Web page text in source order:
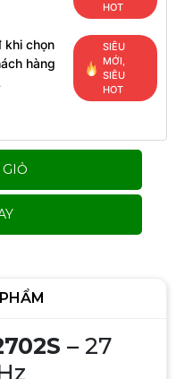
HOT
khi chọn
hàng
SIÊU
MỚI,
SIÊU
HOT
– 27